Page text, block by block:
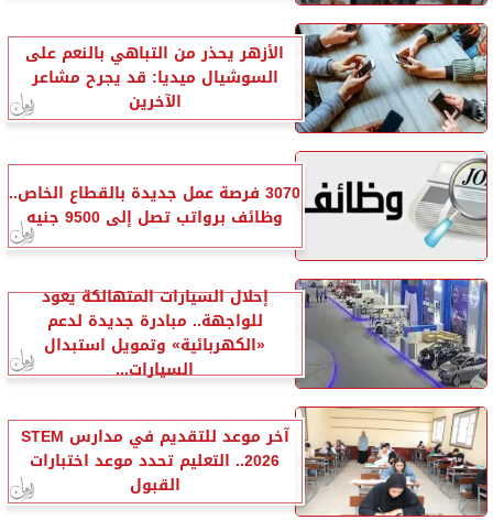
الأزهر يحذر من التباهي بالنعم على
السوشيال ميديا: قد يجرح مشاعر
الآخرين
3070 فرصة عمل جديدة بالقطاع الخاص..
وظائف برواتب تصل إلى 9500 جنيه
إحلال السيارات المتهالكة يعود
للواجهة.. مبادرة جديدة لدعم
«الكهربائية» وتمويل استبدال
السيارات...
آخر موعد للتقديم في مدارس STEM
2026.. التعليم تحدد موعد اختبارات
القبول